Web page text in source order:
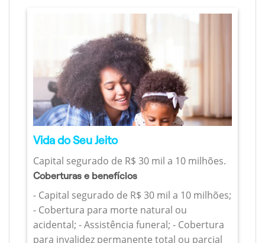
Vida do Seu Jeito
Capital segurado de R$ 30 mil a 10 milhões.
Coberturas e benefícios
- Capital segurado de R$ 30 mil a 10 milhões;
- Cobertura para morte natural ou
acidental; - Assistência funeral; - Cobertura
para invalidez permanente total ou parcial